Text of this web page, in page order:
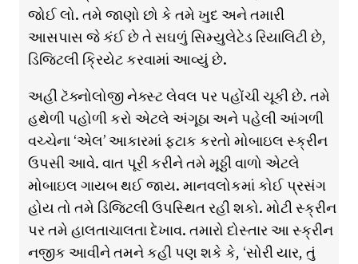
જોઈ લો. તમે જાણો છો કે તમે ખુદ અને તમારી
આસપાસ જે કંઈ છે તે સઘળું સિમ્યુલેટેડ રિયાલિટી છે,
ડિજિટલી ક્રિયેટ કરવામાં આવ્યું છે.
અહીં ટૅક્નોલોજી નેક્સ્ટ લેવલ પર પહોંચી ચૂકી છે. તમે
હથેળી પહોળી કરો એટલે અંગૂઠા અને પહેલી આંગળી
વચ્ચેના ‘એલ’ આકારમાં ફટાક કરતો મોબાઇલ સ્ક્રીન
ઉપસી આવે. વાત પૂરી કરીને તમે મૂઠ્ઠી વાળો એટલે
મોબાઇલ ગાયબ થઈ જાય. માનવલોકમાં કોઈ પ્રસંગ
હોય તો તમે ડિજિટલી ઉપસ્થિત રહી શકો. મોટી સ્ક્રીન
પર તમે હાલતાચાલતા દેખાવ. તમારો દોસ્તાર આ સ્ક્રીન
નજીક આવીને તમને કહી પણ શકે કે, ‘સોરી યાર, તું